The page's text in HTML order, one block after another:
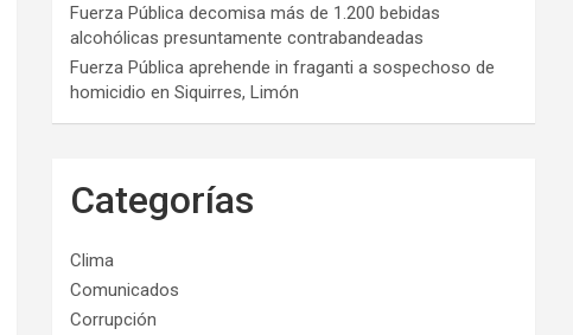
Fuerza Pública decomisa más de 1.200 bebidas
alcohólicas presuntamente contrabandeadas
Fuerza Pública aprehende in fraganti a sospechoso de
homicidio en Siquirres, Limón
Categorías
Clima
Comunicados
Corrupción